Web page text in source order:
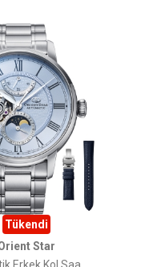
Tükendi
Star